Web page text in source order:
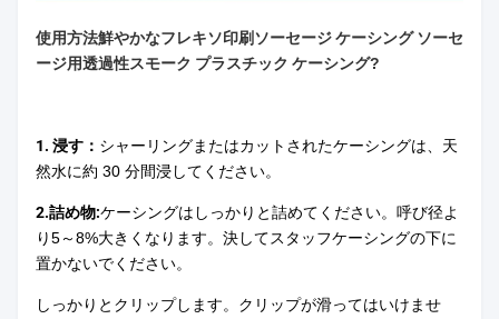
使用方法鮮やかなフレキソ印刷ソーセージ ケーシング ソーセ
ージ用透過性スモーク プラスチック ケーシング?
1. 浸す： シャーリングまたはカットされたケーシングは、天
然水に約 30 分間浸してください。
2.詰め物:ケーシングはしっかりと詰めてください。呼び径よ
り5～8%大きくなります。決してスタッフケーシングの下に
置かないでください。
しっかりとクリップします。クリップが滑ってはいけませ